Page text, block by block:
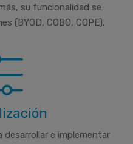
su funcionalidad se
(BYOD, COBO, COPE).
e implementar